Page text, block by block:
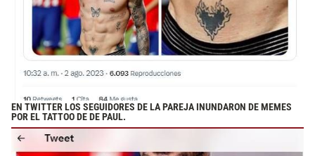
EN TWITTER LOS SEGUIDORES DE LA PAREJA INUNDARON DE MEMES
POR EL TATTOO DE DE PAUL.